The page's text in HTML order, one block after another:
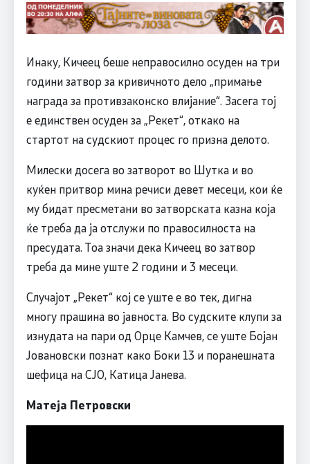
Инаку, Кичеец беше неправосилно осуден на три
години затвор за кривичното дело „примање
награда за противзаконско влијание“. Засега тој
е единствен осуден за „Рекет“, откако на
стартот на судскиот процес го призна делото.
Милески досега во затворот во Шутка и во
куќен притвор мина речиси девет месеци, кои ќе
му бидат пресметани во затворската казна која
ќе треба да ја отслужи по правосилноста на
пресудата. Тоа значи дека Кичеец во затвор
треба да мине уште 2 години и 3 месеци.
Случајот „Рекет“ кој се уште е во тек, дигна
многу прашина во јавноста. Во судските клупи за
изнудата на пари од Орце Камчев, се уште Бојан
Јовановски познат како Боки 13 и поранешната
шефица на СЈО, Катица Јанева.
Матеја Петровски